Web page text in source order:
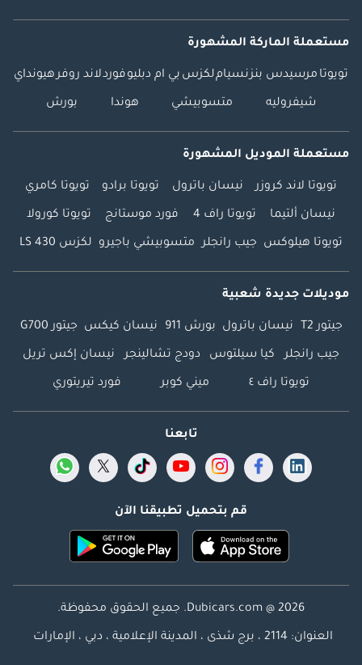
مستعملة الماركة المشهورة
تويوتا مرسيدس بنزنسياملكزس بي ام دبليوفوردلاند روفرهيونداي
شيفروليه متسوبيشي هوندا بورش
مستعملة الموديل المشهورة
تويوتا لاند كروزر نيسان باترول تويوتا برادو تويوتا كامري
نيسان ألتيما تويوتا راف 4 فورد موستانج تويوتا كورولا
تويوتا هيلوكس جيب رانجلر متسوبيشي باجيرو لكزس LS 430
موديلات جديدة شعبية
جيتور T2 نيسان باترول بورش 911 نيسان كيكس جيتور G700
جيب رانجلر كيا سيلتوس دودج تشالينجر نيسان إكس تريل
تويوتا راف ٤ ميني كوبر فورد تيريتوري
تابعنا
قم بتحميل تطبيقنا الآن
Dubicars.com @ 2026. جميع الحقوق محفوظة.
العنوان: 2114 ، برج شذى ، المدينة الإعلامية ، دبي ، الإمارات